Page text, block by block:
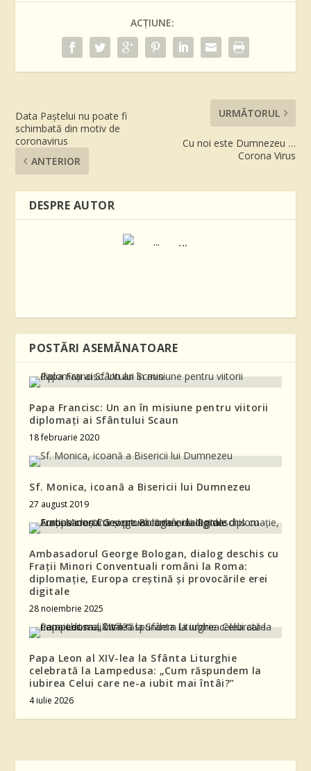
ACȚIUNE:
Data Paștelui nu poate fi
schimbată din motiv de
coronavirus
ANTERIOR
URMĂTORUL
Cu noi este Dumnezeu …
Corona Virus
DESPRE AUTOR
...
POSTĂRI ASEMĂNATOARE
Papa Francisc: Un an în misiune pentru viitorii
diplomaţi ai Sfântului Scaun
18 februarie 2020
Sf. Monica, icoană a Bisericii lui Dumnezeu
27 august 2019
Ambasadorul George Bologan, dialog deschis cu
Frații Minori Conventuali români la Roma:
diplomație, Europa creștină și provocările erei
digitale
28 noiembrie 2025
Papa Leon al XIV-lea la Sfânta Liturghie
celebrată la Lampedusa: „Cum răspundem la
iubirea Celui care ne-a iubit mai întâi?”
4 iulie 2026